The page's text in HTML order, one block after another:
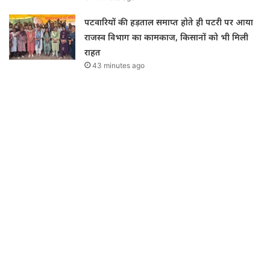
पटवारियों की हड़ताल समाप्त होते ही पटरी पर आया
राजस्व विभाग का कामकाज, किसानों को भी मिली
राहत
43 minutes ago